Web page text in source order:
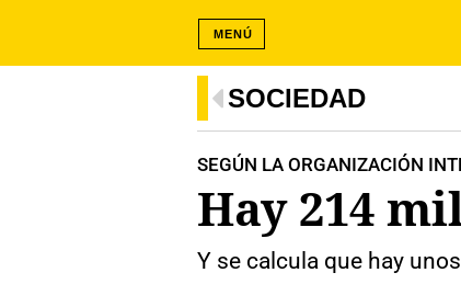
MENÚ
SOCIEDAD
SEGÚN LA ORGANIZACIÓN
Hay 214
Y se calcula que hay